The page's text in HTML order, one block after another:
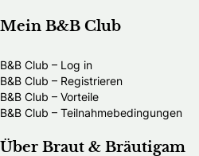
Mein B&B Club
B&B Club – Log in
B&B Club – Registrieren
B&B Club – Vorteile
B&B Club – Teilnahmebedingungen
Über Braut & Bräutigam